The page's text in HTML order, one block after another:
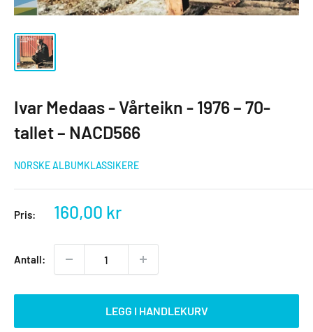
Ivar Medaas - Vårteikn - 1976 – 70-
tallet – NACD566
NORSKE ALBUMKLASSIKERE
Pris: Salgspris
160,00 kr
Antall:
LEGG I HANDLEKURV